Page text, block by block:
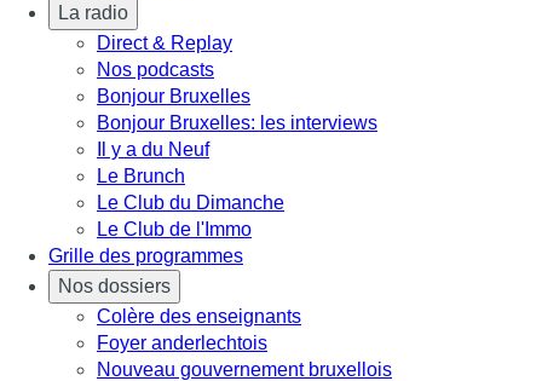
La radio
Direct & Replay
Nos podcasts
Bonjour Bruxelles
Bonjour Bruxelles: les interviews
Il y a du Neuf
Le Brunch
Le Club du Dimanche
Le Club de l'Immo
Grille des programmes
Nos dossiers
Colère des enseignants
Foyer anderlechtois
Nouveau gouvernement bruxellois